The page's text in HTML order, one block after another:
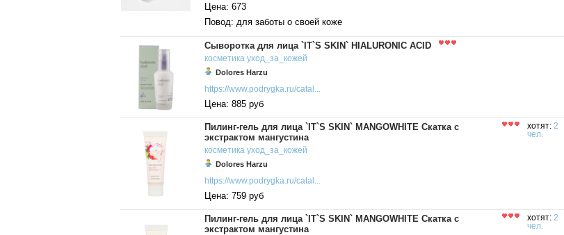
Цена: 673
Повод: для заботы о своей коже
Сыворотка для лица `IT`S SKIN` HIALURONIC ACID
косметика уход_за_кожей
Dolores Harzu
https://www.podrygka.ru/catal...
Цена: 885 руб
Пилинг-гель для лица `IT`S SKIN` MANGOWHITE Скатка с
экстрактом мангустина
хотят: 2
чел.
косметика уход_за_кожей
Dolores Harzu
https://www.podrygka.ru/catal...
Цена: 759 руб
Пилинг-гель для лица `IT`S SKIN` MANGOWHITE Скатка с
экстрактом мангустина
хотят: 2
чел.